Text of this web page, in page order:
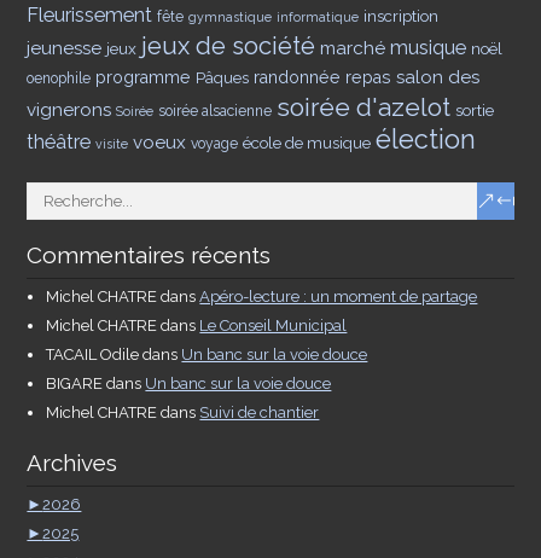
Fleurissement fête gymnastique informatique inscription
jeunesse jeux jeux de société marché musique noël
oenophile programme Pâques randonnée repas salon des
vignerons Soirée soirée alsacienne soirée d'azelot sortie
théâtre visite voeux voyage école de musique élection
Commentaires récents
Michel CHATRE dansApéro-lecture : un moment de partage
Michel CHATRE dans Le Conseil Municipal
TACAIL Odile dans Un banc sur la voie douce
BIGARE dans Un banc sur la voie douce
Michel CHATRE dans Suivi de chantier
Archives
►2026
►2025